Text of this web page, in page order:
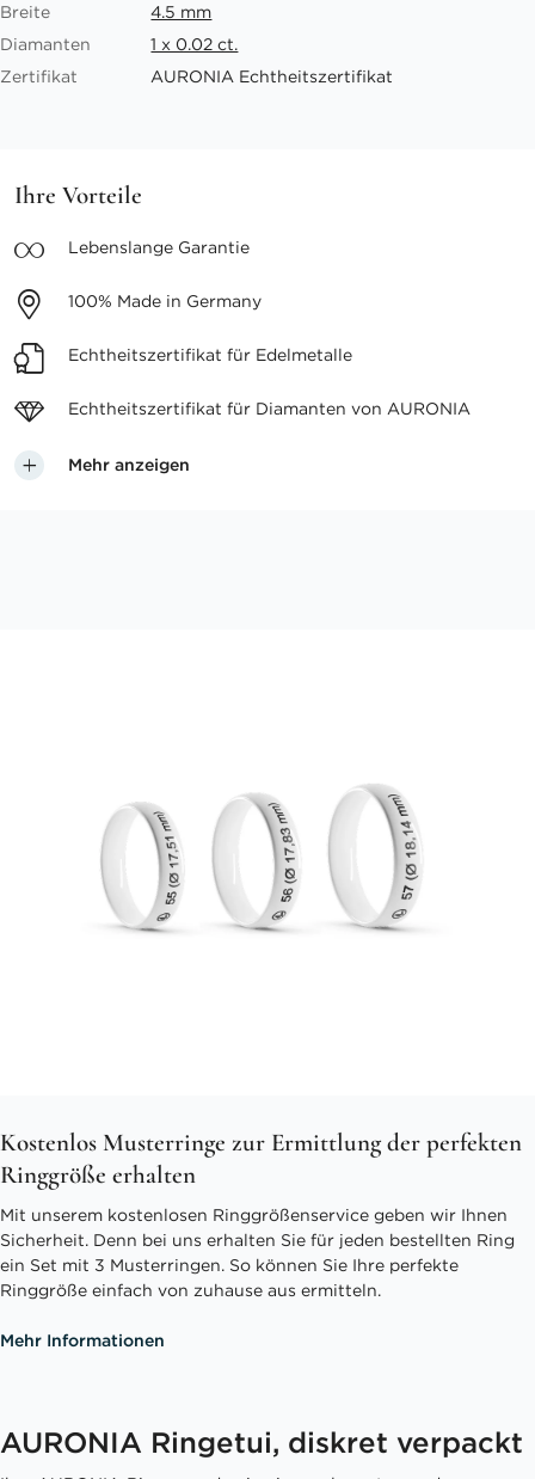
Breite
4.5 mm
Diamanten
1 x 0.02 ct.
Zertifikat
AURONIA Echtheitszertifikat
Ihre Vorteile
Lebenslange Garantie
100% Made in Germany
Echtheitszertifikat für Edelmetalle
Echtheitszertifikat für Diamanten von AURONIA
Mehr anzeigen
Kostenlos Musterringe zur Ermittlung der perfekten
Ringgröße erhalten
Mit unserem kostenlosen Ringgrößenservice geben wir Ihnen
Sicherheit. Denn bei uns erhalten Sie für jeden bestellten Ring
ein Set mit 3 Musterringen. So können Sie Ihre perfekte
Ringgröße einfach von zuhause aus ermitteln.
Mehr Informationen
AURONIA Ringetui, diskret verpackt